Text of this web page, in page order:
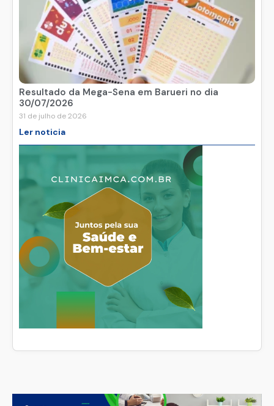
Resultado da Mega-Sena em Barueri no dia
30/07/2026
31 de julho de 2026
Ler noticia